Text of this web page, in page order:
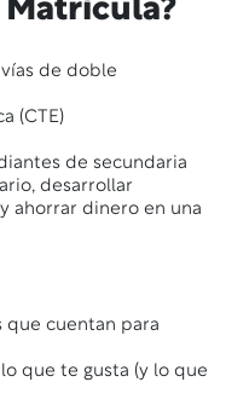
Matrícula?
de doble
(CTE)
de secundaria
desarrollar
ahorrar dinero en una
que cuentan para
que te gusta (y lo que